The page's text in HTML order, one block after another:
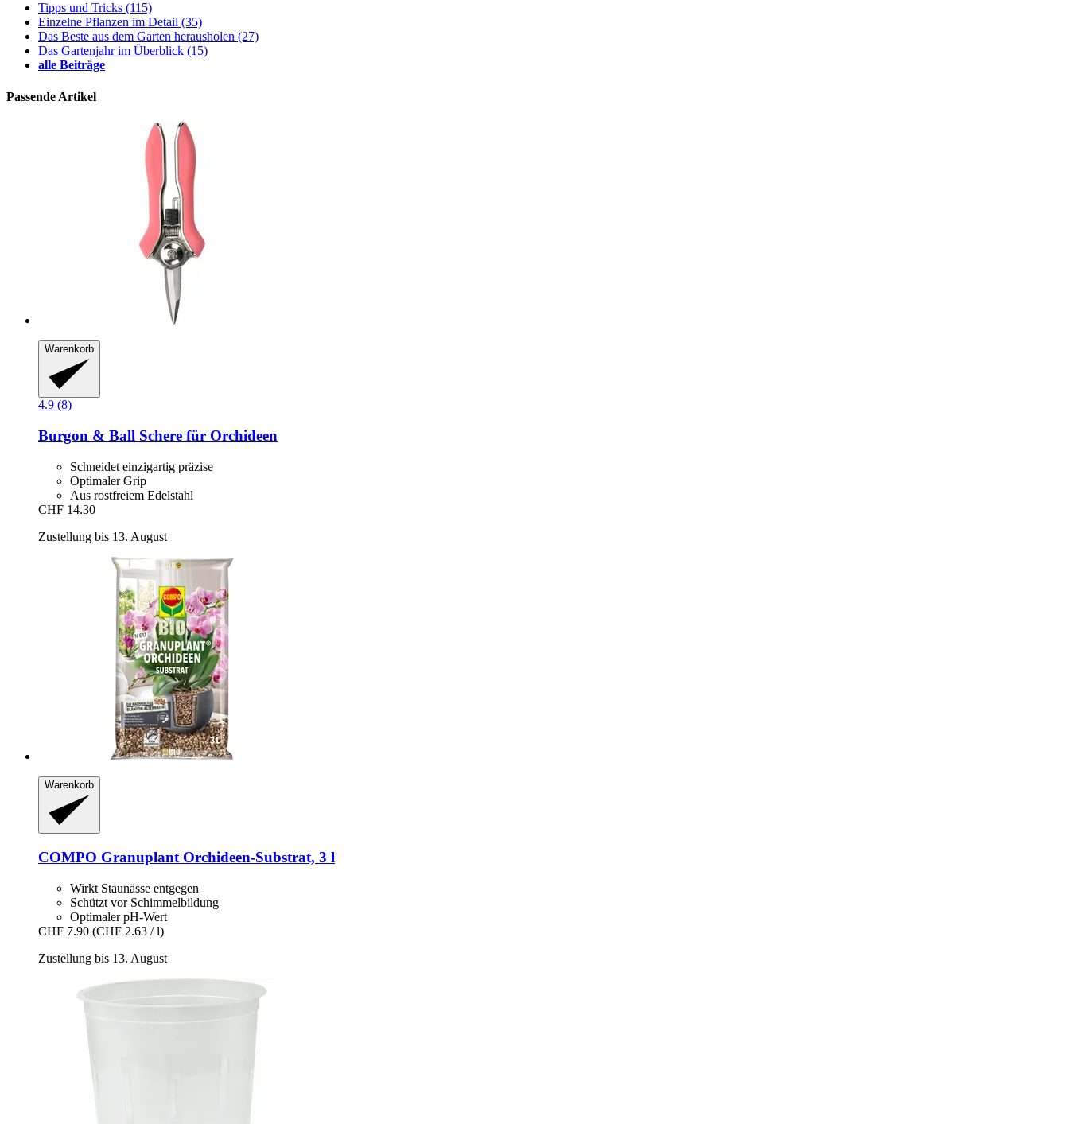
Tipps und Tricks (115)
Einzelne Pflanzen im Detail (35)
Das Beste aus dem Garten herausholen (27)
Das Gartenjahr im Überblick (15)
alle Beiträge
Passende Artikel
Warenkorb
4.9 (8)
Burgon & Ball Schere für Orchideen
Schneidet einzigartig präzise
Optimaler Grip
Aus rostfreiem Edelstahl
CHF 14.30
Zustellung bis 13. August
Warenkorb
COMPO Granuplant Orchideen-​Substrat, 3 l
Wirkt Staunässe entgegen
Schützt vor Schimmelbildung
Optimaler pH-Wert
CHF 7.90 (CHF 2.63 / l)
Zustellung bis 13. August